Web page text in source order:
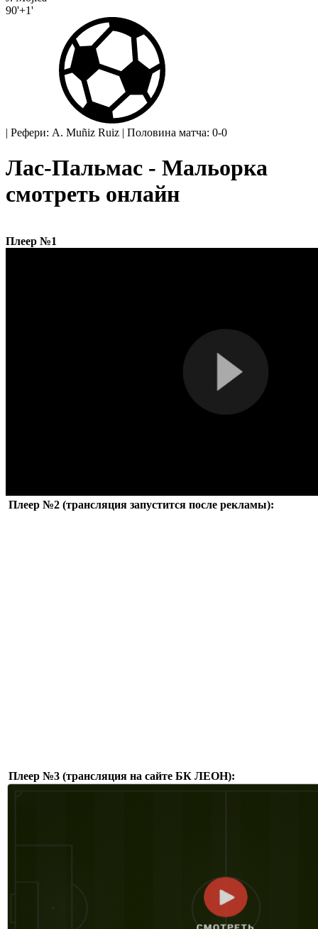
90'+1'
| Рефери: A. Muñiz Ruiz | Половина матча: 0-0
Лас-Пальмас - Мальорка
смотреть онлайн
Плеер №1
Плеер №2 (трансляция запустится после рекламы):
Плеер №3 (трансляция на сайте БК ЛЕОН):